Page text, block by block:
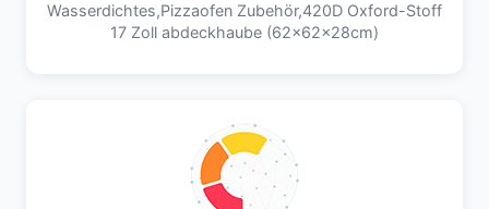
Wasserdichtes,Pizzaofen Zubehör,420D Oxford-Stoff
17 Zoll abdeckhaube (62x62x28cm)